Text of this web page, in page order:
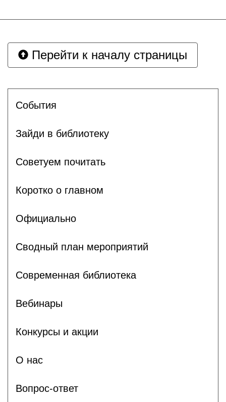
Перейти к началу страницы
События
Зайди в библиотеку
Советуем почитать
Коротко о главном
Официально
Сводный план мероприятий
Современная библиотека
Вебинары
Конкурсы и акции
О нас
Вопрос-ответ